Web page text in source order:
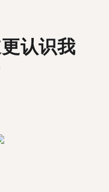
认识我